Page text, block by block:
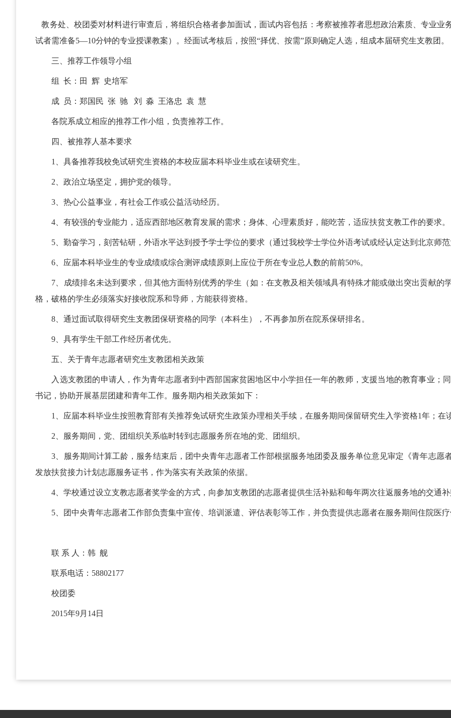
教务处、校团委对材料进行审查后，将组织合格者参加面试，面试内容包括：考察被推荐者思想政治素质、专业业
试者需准备5—10分钟的专业授课教案）。经面试考核后，按照“择优、按需”原则确定人选，组成本届研究生支教团。
三、推荐工作领导小组
组 长：田 辉 史培军
成 员：郑国民 张 驰 刘 淼 王洛忠 袁 慧
各院系成立相应的推荐工作小组，负责推荐工作。
四、被推荐人基本要求
1、具备推荐我校免试研究生资格的本校应届本科毕业生或在读研究生。
2、政治立场坚定，拥护党的领导。
3、热心公益事业，有社会工作或公益活动经历。
4、有较强的专业能力，适应西部地区教育发展的需求；身体、心理素质好，能吃苦，适应扶贫支教工作的要求。
5、勤奋学习，刻苦钻研，外语水平达到授予学士学位的要求（通过我校学士学位外语考试或经认定达到北京师范
6、应届本科毕业生的专业成绩或综合测评成绩原则上应位于所在专业总人数的前前50%。
7、成绩排名未达到要求，但其他方面特别优秀的学生（如：在支教及相关领域具有特殊才能或做出突出贡献的
格，破格的学生必须落实好接收院系和导师，方能获得资格。
8、通过面试取得研究生支教团保研资格的同学（本科生），不再参加所在院系保研排名。
9、具有学生干部工作经历者优先。
五、关于青年志愿者研究生支教团相关政策
入选支教团的申请人，作为青年志愿者到中西部国家贫困地区中小学担任一年的教师，支援当地的教育事业；
书记，协助开展基层团建和青年工作。服务期内相关政策如下：
1、应届本科毕业生按照教育部有关推荐免试研究生政策办理相关手续，在服务期间保留研究生入学资格1年；在
2、服务期间，党、团组织关系临时转到志愿服务所在地的党、团组织。
3、服务期间计算工龄，服务结束后，团中央青年志愿者工作部根据服务地团委及服务单位意见审定《青年志愿
发放扶贫接力计划志愿服务证书，作为落实有关政策的依据。
4、学校通过设立支教志愿者奖学金的方式，向参加支教团的志愿者提供生活补贴和每年两次往返服务地的交通补
5、团中央青年志愿者工作部负责集中宣传、培训派遣、评估表彰等工作，并负责提供志愿者在服务期间住院医
联 系 人：韩 舰
联系电话：58802177
校团委
2015年9月14日